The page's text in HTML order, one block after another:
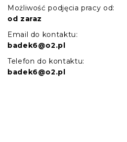
Możliwość podjęcia pracy od:
od zaraz
Email do kontaktu:
badek6@o2.pl
Telefon do kontaktu:
badek6@o2.pl